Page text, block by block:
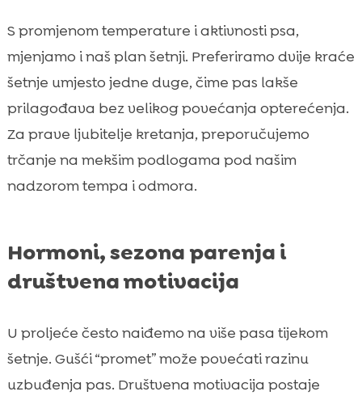
S promjenom temperature i aktivnosti psa,
mjenjamo i naš plan šetnji. Preferiramo dvije kraće
šetnje umjesto jedne duge, čime pas lakše
prilagođava bez velikog povećanja opterećenja.
Za prave ljubitelje kretanja, preporučujemo
trčanje na mekšim podlogama pod našim
nadzorom tempa i odmora.
Hormoni, sezona parenja i
društvena motivacija
U proljeće često naiđemo na više pasa tijekom
šetnje. Gušći “promet” može povećati razinu
uzbuđenja pas. Društvena motivacija postaje